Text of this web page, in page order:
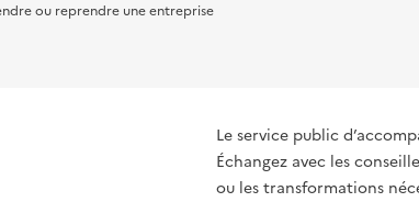
ou reprendre une entreprise
Le service public
Échangez avec les
ou les transformations